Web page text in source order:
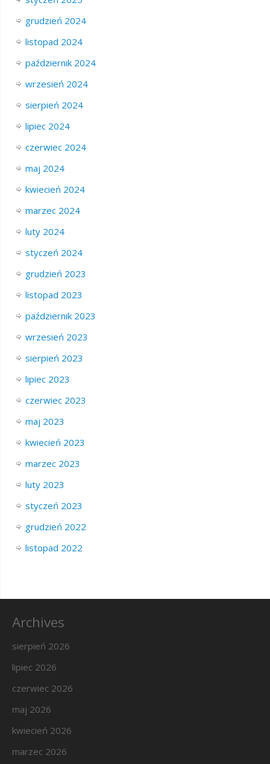
grudzień 2024
listopad 2024
październik 2024
wrzesień 2024
sierpień 2024
lipiec 2024
czerwiec 2024
maj 2024
kwiecień 2024
marzec 2024
luty 2024
styczeń 2024
grudzień 2023
listopad 2023
październik 2023
wrzesień 2023
sierpień 2023
lipiec 2023
czerwiec 2023
maj 2023
kwiecień 2023
marzec 2023
luty 2023
styczeń 2023
grudzień 2022
listopad 2022
Archives
sierpień 2026
lipiec 2026
czerwiec 2026
maj 2026
kwiecień 2026
marzec 2026